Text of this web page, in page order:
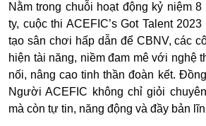
Nằm trong chuỗi hoạt động kỷ niệm
ty, cuộc thi ACEFIC’s Got Talent
tạo sân chơi hấp dẫn để CBNV, các
hiện tài năng, niềm đam mê với nghệ
nối, nâng cao tinh thần đoàn kết.
Người ACEFIC không chỉ giỏi
mà còn tự tin, năng động và đầy bản